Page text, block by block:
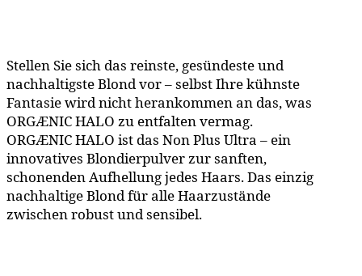
Stellen Sie sich das reinste, gesündeste und
nachhaltigste Blond vor – selbst Ihre kühnste
Fantasie wird nicht herankommen an das, was
ORGÆNIC HALO zu entfalten vermag.
ORGÆNIC HALO ist das Non Plus Ultra – ein
innovatives Blondierpulver zur sanften,
schonenden Aufhellung jedes Haars. Das einzig
nachhaltige Blond für alle Haarzustände
zwischen robust und sensibel.